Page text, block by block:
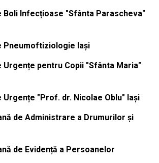
Boli Infecțioase "Sfânta Parascheva"
Pneumoftiziologie Iași
Urgențe pentru Copii "Sfânta Maria"
Urgențe "Prof. dr. Nicolae Oblu" Iași
de Administrare a Drumurilor și
de Evidență a Persoanelor